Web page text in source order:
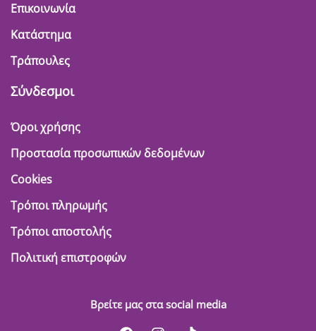
Επικοινωνία
Κατάστημα
Τράπουλες
Σύνδεσμοι
Όροι χρήσης
Προστασία προσωπικών δεδομένων
Cookies
Τρόποι πληρωμής
Τρόποι αποστολής
Πολιτική επιστροφών
Βρείτε μας στα social media